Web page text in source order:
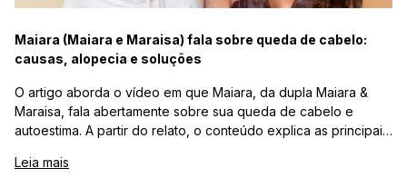
Maiara (Maiara e Maraisa) fala sobre queda de cabelo:
causas, alopecia e soluções
O artigo aborda o vídeo em que Maiara, da dupla Maiara &
Maraisa, fala abertamente sobre sua queda de cabelo e
autoestima. A partir do relato, o conteúdo explica as principais
tração, além de apresentar alternativas estéticas seguras —
Leia mais